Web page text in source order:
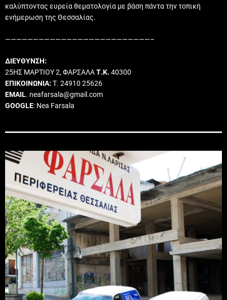
καλύπτοντας ευρεία θεματολογία με βάση πάντα την τοπική
ενήμερωση της Θεσσαλίας.
——————————————————————————–
ΔΙΕΥΘΥΝΣΗ:
25ΗΣ ΜΑΡΤΙΟΥ 2, ΦΑΡΣΑΛΑΤ.Κ. 40300
ΕΠΙΚΟΙΝΩΝΙΑ: Τ. 24910 25626
EMAIL. neafarsala@gmail.com
GOOGLE: Nea Farsala